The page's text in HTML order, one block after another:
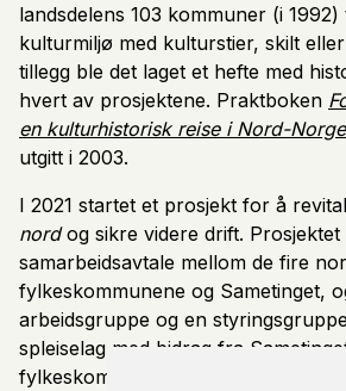
landsdelens 103 kommuner (i
kulturmiljø med kulturstier, skilt
tillegg ble det laget et hefte med
hvert av prosjektene. Praktboken
en kulturhistorisk reise i Nord-
utgitt i 2003.
I 2021 startet et prosjekt for å
nordog sikre videre drift.
samarbeidsavtale mellom de fire
fylkeskommunene og Sametinget,
arbeidsgruppe og en
spleiselag med bidrag fra
fylkeskommunene Trøndelag,